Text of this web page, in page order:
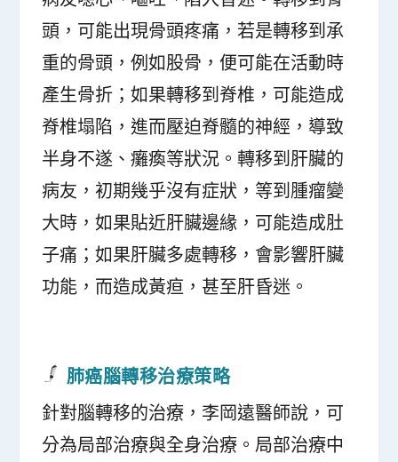
頭，可能出現骨頭疼痛，若是轉移到承
重的骨頭，例如股骨，便可能在活動時
產生骨折；如果轉移到脊椎，可能造成
脊椎塌陷，進而壓迫脊髓的神經，導致
半身不遂、癱瘓等狀況。轉移到肝臟的
病友，初期幾乎沒有症狀，等到腫瘤變
大時，如果貼近肝臟邊緣，可能造成肚
子痛；如果肝臟多處轉移，會影響肝臟
功能，而造成黃疸，甚至肝昏迷。
肺癌腦轉移治療策略
針對腦轉移的治療，李岡遠醫師說，可
分為局部治療與全身治療。局部治療中